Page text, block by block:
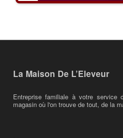
La Maison De L’Eleveur
Entreprise familiale à votre service
magasin où l'on trouve de tout, de la